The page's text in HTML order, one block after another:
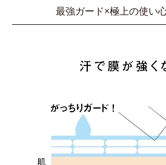
最強ガード×極上の使い